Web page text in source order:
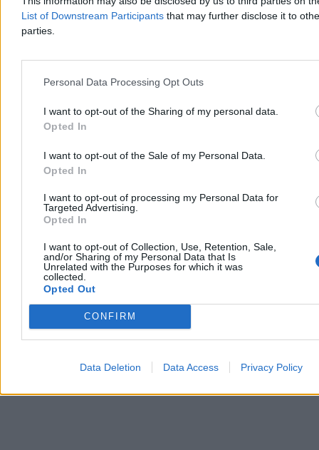
List of Downstream Participants that may further disclose it to
parties.
Personal Data Processing Opt Outs
I want to opt-out of the Sharing of my personal data.
Opted In
I want to opt-out of the Sale of my Personal Data.
Opted In
I want to opt-out of processing my Personal Data for
Targeted Advertising.
Opted In
I want to opt-out of Collection, Use, Retention, Sale,
and/or Sharing of my Personal Data that Is
Unrelated with the Purposes for which it was
collected.
Opted Out
CONFIRM
Data Deletion Data Access Privacy Policy
Nawrocki podsumowuje pierwszy rok kadencji.
„Chcę, byście mnie oceniali”
– Bardzo się cieszę, że w rok od zaprzysiężenia jesteście ze swoim
prezydentem w naszym wspólnym domu. Wy zdecydowaliście o
tym, że mam być waszym głosem w Pałacu Prezydenckim –
zaprzysiężenia na stanowisko prezydenta RP. W trackie wystąpienia
zapowiedział, że w ciągu kilku miesięcy będzie przedstawiona
prezydencka strategia rozwoju.
Paweł Żurek
Wczoraj 18:56